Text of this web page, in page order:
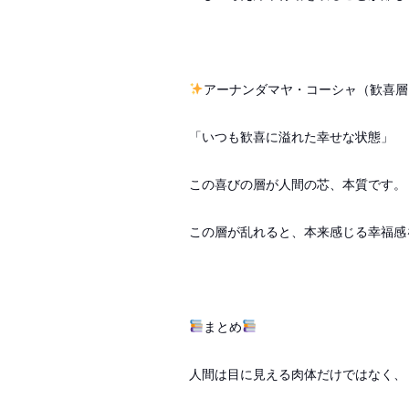
アーナンダマヤ・コーシャ（歓喜層
「いつも歓喜に溢れた幸せな状態」
この喜びの層が人間の芯、本質です。
この層が乱れると、本来感じる幸福
まとめ
人間は目に見える肉体だけではなく、